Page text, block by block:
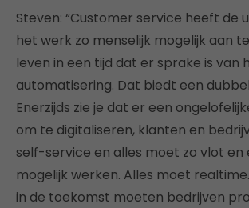
Steven: “Customer service heeft de
het werk zo menselijk mogelijk aan
leven in een tijd dat er sprake is van
automatisering. Dat biedt een
Enerzijds zie je dat er een
om te digitaliseren, klanten en
self-service en alles moet zo vlot en
mogelijk werken. Alles moet
in de toekomst moeten bedrijven